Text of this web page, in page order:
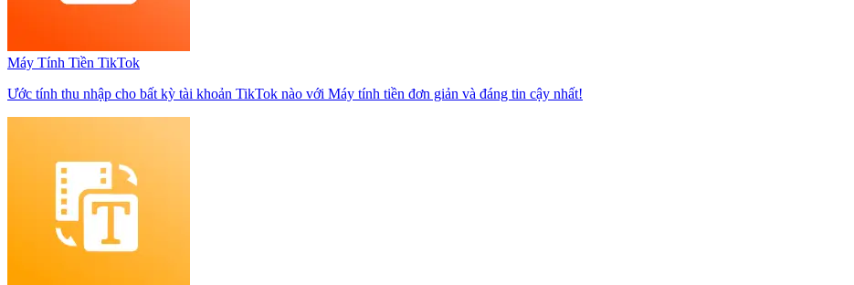
Máy Tính Tiền TikTok
Ước tính thu nhập cho bất kỳ tài khoản TikTok nào với Máy tính tiền đơn giản và đáng tin cậy nhất!